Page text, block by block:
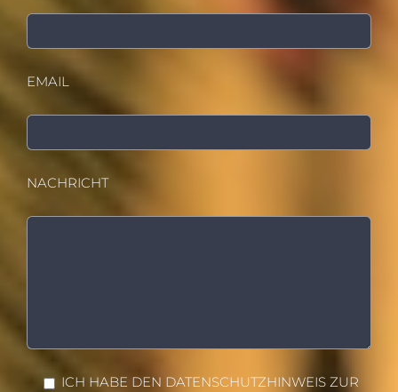
EMAIL
NACHRICHT
ICH HABE DEN DATENSCHUTZHINWEIS ZUR